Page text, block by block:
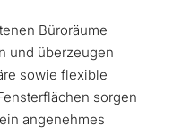
Büroräume
und überzeugen
sowie flexible
sorgen
angenehmes